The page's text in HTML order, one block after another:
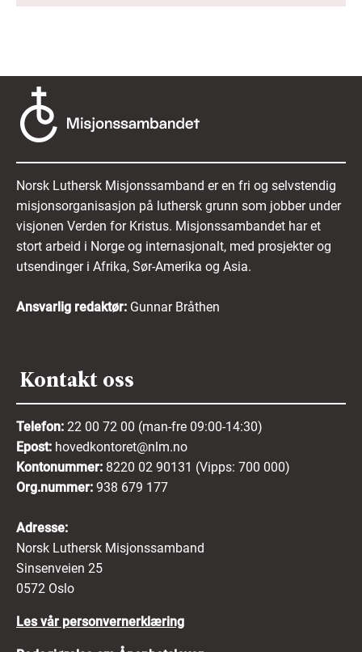
Norsk Luthersk Misjonssamband er en fri og selvstendig
misjonsorganisasjon på luthersk grunn som jobber under
visjonen Verden for Kristus. Misjonssambandet har et
stort arbeid i Norge og internasjonalt, med prosjekter og
utsendinger i Afrika, Sør-Amerika og Asia.
Ansvarlig redaktør: Gunnar Bråthen
Kontakt oss
Telefon: 22 00 72 00 (man-fre 09:00-14:30)
Epost: hovedkontoret@nlm.no
Kontonummer: 8220 02 90131 (Vipps: 700 000)
Org.nummer: 938 679 177
Adresse:
Norsk Luthersk Misjonssamband
Sinsenveien 25
0572 Oslo
Les vår personvernerklæring